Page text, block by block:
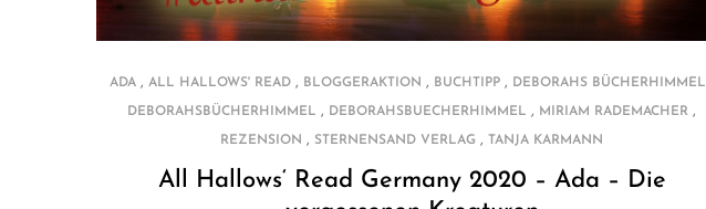
ADA , ALL HALLOWS' READ , BLOGGERAKTION , BUCHTIPP , DEBORAHS BÜCHERHIMMEL
DEBORAHSBÜCHERHIMMEL , DEBORAHSBUECHERHIMMEL , MIRIAM RADEMACHER ,
REZENSION , STERNENSAND VERLAG , TANJA KARMANN
All Hallows‘ Read Germany 2020 – Ada – Die